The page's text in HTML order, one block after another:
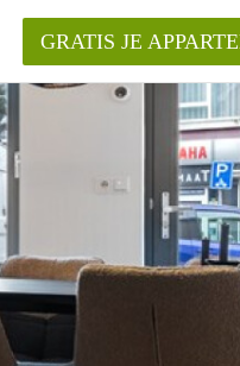
in Nijmegen?
het aangeboden
GRATIS JE